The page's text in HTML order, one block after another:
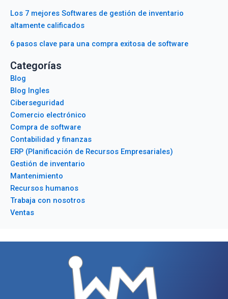
Los 7 mejores Softwares de gestión de inventario
altamente calificados
6 pasos clave para una compra exitosa de software
Categorías
Blog
Blog Ingles
Ciberseguridad
Comercio electrónico
Compra de software
Contabilidad y finanzas
ERP (Planificación de Recursos Empresariales)
Gestión de inventario
Mantenimiento
Recursos humanos
Trabaja con nosotros
Ventas